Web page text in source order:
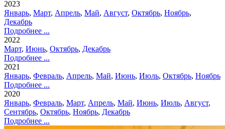
2023
Январь, Март, Апрель, Май, Август, Октябрь, Ноябрь,
Декабрь
Подробнее ...
2022
Март, Июнь, Октябрь, Декабрь
Подробнее ...
2021
Январь, Февраль, Апрель, Май, Июнь, Июль, Октябрь, Ноябрь
Подробнее ...
2020
Январь, Февраль, Март, Апрель, Май, Июнь, Июль, Август,
Сентябрь, Октябрь, Ноябрь, Декабрь
Подробнее ...